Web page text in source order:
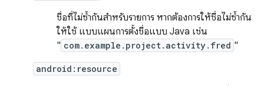
ชื่อที่ไม่ซ้ำกันสำหรับรายการ หากต้องการให้ชื่อไม่ซ้ำกัน
ให้ใช้ แบบแผนการตั้งชื่อแบบ Java เช่น
" com.example.project.activity.fred "
android:resource